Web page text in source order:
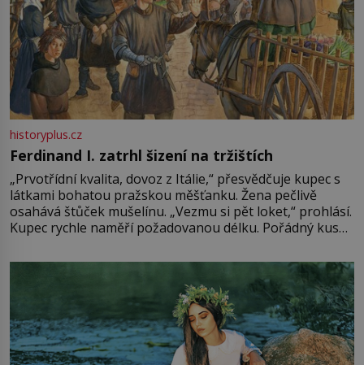
historyplus.cz
Ferdinand I. zatrhl šizení na tržištích
„Prvotřídní kvalita, dovoz z Itálie,“ přesvědčuje kupec s
látkami bohatou pražskou měšťanku. Žena pečlivě
osahává štůček mušelínu. „Vezmu si pět loket,“ prohlásí.
Kupec rychle naměří požadovanou délku. Pořádný kus
milostpaní. Stačí jenom na sukni,“ zhodnotí švadlena
množství růžového mušelínu. „Ošidili vás, podívejte.“
Vezme do ruky dřevěnou